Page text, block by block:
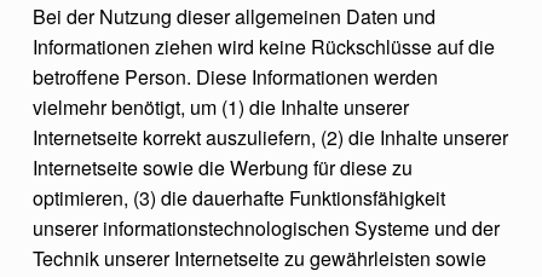
Bei der Nutzung dieser allgemeinen Daten und
Informationen ziehen wird keine Rückschlüsse auf die
betroffene Person. Diese Informationen werden
vielmehr benötigt, um (1) die Inhalte unserer
Internetseite korrekt auszuliefern, (2) die Inhalte unserer
Internetseite sowie die Werbung für diese zu
optimieren, (3) die dauerhafte Funktionsfähigkeit
unserer informationstechnologischen Systeme und der
Technik unserer Internetseite zu gewährleisten sowie